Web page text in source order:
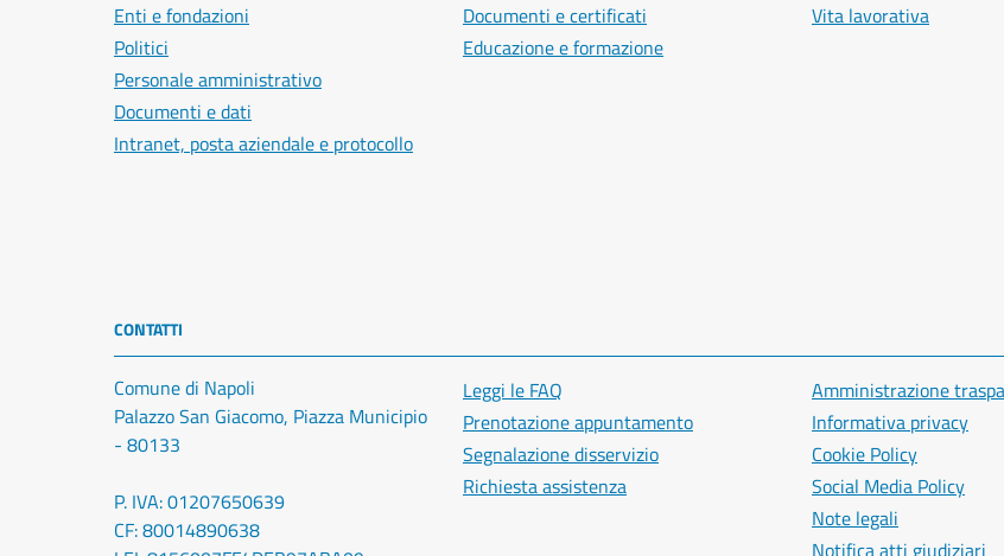
Enti e fondazioni
Politici
Personale amministrativo
Documenti e dati
Intranet, posta aziendale e protocollo
Documenti e certificati
Educazione e formazione
Vita lavorativa
CONTATTI
Comune di Napoli
Palazzo San Giacomo, Piazza Municipio
- 80133
P. IVA: 01207650639
CF: 80014890638
Leggi le FAQ
Prenotazione appuntamento
Segnalazione disservizio
Richiesta assistenza
Amministrazione
Informativa privacy
Cookie Policy
Social Media Policy
Note legali